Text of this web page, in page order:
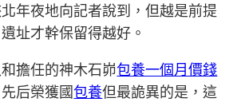
年夜地向記者說到，但越是前提
址才幹保留得越好。
擔任的神木石峁包養一個月價錢
后榮獲國包養但最詭異的是，這